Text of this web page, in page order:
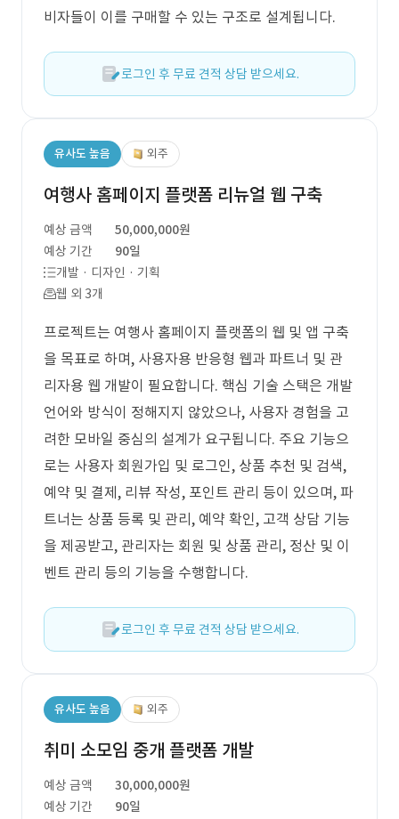
비자들이 이를 구매할 수 있는 구조로 설계됩니다.
로그인 후 무료 견적 상담 받으세요.
유사도 높음 외주
여행사 홈페이지 플랫폼 리뉴얼 웹 구축
예상 금액
50,000,000원
예상 기간
90일
개발 · 디자인 · 기획
웹 외 3개
프로젝트는 여행사 홈페이지 플랫폼의 웹 및 앱 구축
을 목표로 하며, 사용자용 반응형 웹과 파트너 및 관
리자용 웹 개발이 필요합니다. 핵심 기술 스택은 개발
언어와 방식이 정해지지 않았으나, 사용자 경험을 고
려한 모바일 중심의 설계가 요구됩니다. 주요 기능으
로는 사용자 회원가입 및 로그인, 상품 추천 및 검색,
예약 및 결제, 리뷰 작성, 포인트 관리 등이 있으며, 파
트너는 상품 등록 및 관리, 예약 확인, 고객 상담 기능
을 제공받고, 관리자는 회원 및 상품 관리, 정산 및 이
벤트 관리 등의 기능을 수행합니다.
로그인 후 무료 견적 상담 받으세요.
유사도 높음 외주
취미 소모임 중개 플랫폼 개발
예상 금액
30,000,000원
예상 기간
90일